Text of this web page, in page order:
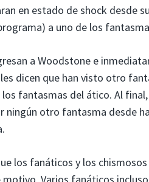
en estado de shock desde
a uno de los
a Woodstone e
dicen que han visto otro
fantasmas del ático. Al
ningún otro fantasma desde
los fanáticos y los